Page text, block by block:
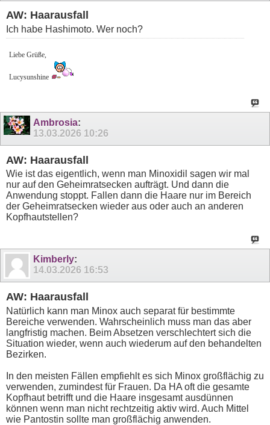
AW: Haarausfall
Ich habe Hashimoto. Wer noch?
Liebe Grüße,
Lucysunshine
Ambrosia:
13.03.2026 10:26
AW: Haarausfall
Wie ist das eigentlich, wenn man Minoxidil sagen wir mal
nur auf den Geheimratsecken aufträgt. Und dann die
Anwendung stoppt. Fallen dann die Haare nur im Bereich
der Geheimratsecken wieder aus oder auch an anderen
Kopfhautstellen?
Kimberly:
14.03.2026 16:53
AW: Haarausfall
Natürlich kann man Minox auch separat für bestimmte
Bereiche verwenden. Wahrscheinlich muss man das aber
langfristig machen. Beim Absetzen verschlechtert sich die
Situation wieder, wenn auch wiederum auf den behandelten
Bezirken.
In den meisten Fällen empfiehlt es sich Minox großflächig zu
verwenden, zumindest für Frauen. Da HA oft die gesamte
Kopfhaut betrifft und die Haare insgesamt ausdünnen
können wenn man nicht rechtzeitig aktiv wird. Auch Mittel
wie Pantostin sollte man großflächig anwenden.